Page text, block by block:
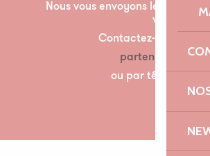
Nous vous envoyons les
votre
Contactez-nous à
ou par téléphone